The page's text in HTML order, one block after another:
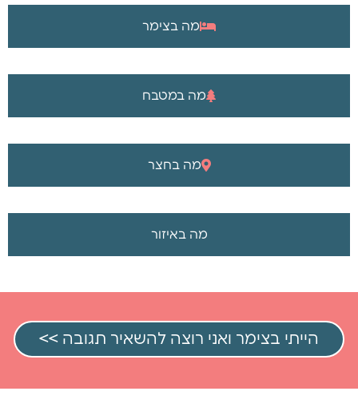
מה בצימר
מה במטבח
מה בחצר
מה באיזור
הייתי בצימר ואני רוצה להשאיר תגובה >>